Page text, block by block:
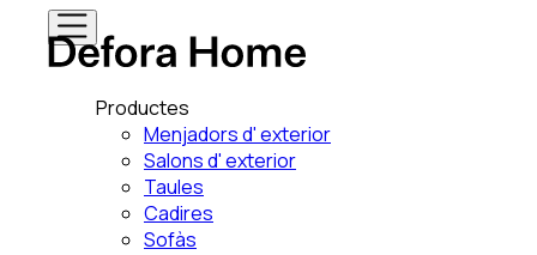
Productes
Menjadors d' exterior
Salons d' exterior
Taules
Cadires
Sofàs